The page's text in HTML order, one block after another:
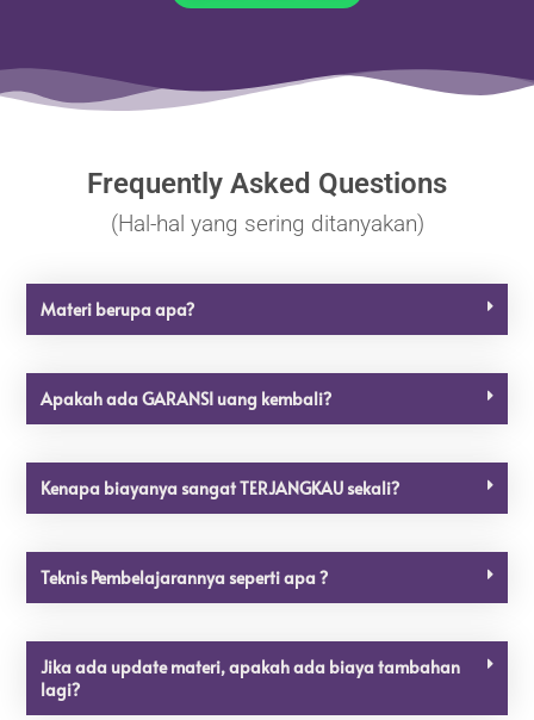
Frequently Asked Questions
(Hal-hal yang sering ditanyakan)
Materi berupa apa?
Apakah ada GARANSI uang kembali?
Kenapa biayanya sangat TERJANGKAU sekali?
Teknis Pembelajarannya seperti apa ?
Jika ada update materi, apakah ada biaya tambahan
lagi?